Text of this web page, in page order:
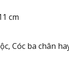
cm
Cóc ba chân